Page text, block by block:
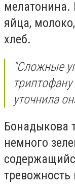
мелатонина.
яйца,
хлеб.
"Сложные
уточнила
Бонадыкова
немного